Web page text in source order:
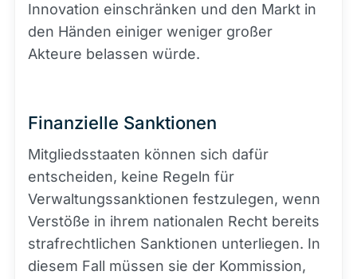
Innovation einschränken und den Markt in
den Händen einiger weniger großer
Akteure belassen würde.
Finanzielle Sanktionen
Mitgliedsstaaten können sich dafür
entscheiden, keine Regeln für
Verwaltungssanktionen festzulegen, wenn
Verstöße in ihrem nationalen Recht bereits
strafrechtlichen Sanktionen unterliegen. In
diesem Fall müssen sie der Kommission,